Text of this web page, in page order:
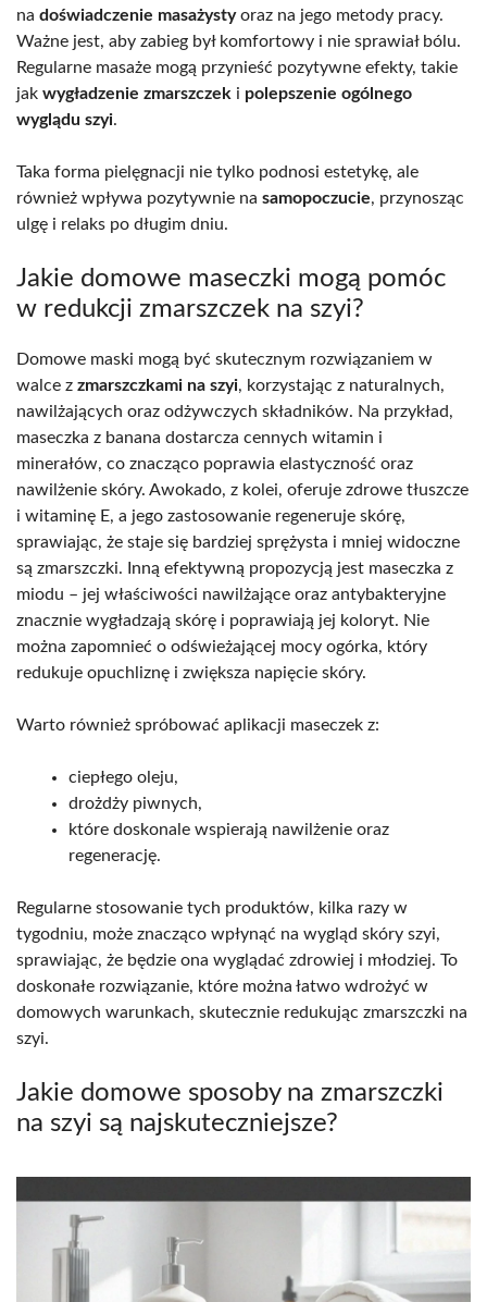
na doświadczenie masażystyoraz na jego metody pracy.
Ważne jest, aby zabieg był komfortowy i nie sprawiał bólu.
Regularne masaże mogą przynieść pozytywne efekty, takie
jak wygładzenie zmarszczek i polepszenie ogólnego
wyglądu szyi.
Taka forma pielęgnacji nie tylko podnosi estetykę, ale
również wpływa pozytywnie na samopoczucie, przynosząc
ulgę i relaks po długim dniu.
Jakie domowe maseczki mogą pomóc
w redukcji zmarszczek na szyi?
Domowe maski mogą być skutecznym rozwiązaniem w
walce z zmarszczkami na szyi, korzystając z naturalnych,
nawilżających oraz odżywczych składników. Na przykład,
maseczka z banana dostarcza cennych witamin i
minerałów, co znacząco poprawia elastyczność oraz
nawilżenie skóry. Awokado, z kolei, oferuje zdrowe tłuszcze
i witaminę E, a jego zastosowanie regeneruje skórę,
sprawiając, że staje się bardziej sprężysta i mniej widoczne
są zmarszczki. Inną efektywną propozycją jest maseczka z
miodu – jej właściwości nawilżające oraz antybakteryjne
znacznie wygładzają skórę i poprawiają jej koloryt. Nie
można zapomnieć o odświeżającej mocy ogórka, który
redukuje opuchliznę i zwiększa napięcie skóry.
Warto również spróbować aplikacji maseczek z:
ciepłego oleju,
drożdży piwnych,
które doskonale wspierają nawilżenie oraz
regenerację.
Regularne stosowanie tych produktów, kilka razy w
tygodniu, może znacząco wpłynąć na wygląd skóry szyi,
sprawiając, że będzie ona wyglądać zdrowiej i młodziej. To
doskonałe rozwiązanie, które można łatwo wdrożyć w
domowych warunkach, skutecznie redukując zmarszczki na
szyi.
Jakie domowe sposoby na zmarszczki
na szyi są najskuteczniejsze?